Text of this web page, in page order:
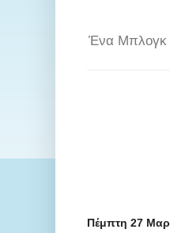
Ένα Μπλογκ
Πέμπτη 27